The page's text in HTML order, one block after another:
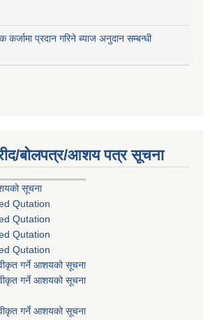
कर्जामा प्रदान गरिने ब्याज अनुदान सम्बन्धी
बोलपत्र/आशय पत्र सूचना
सूचना
Qutation
Qutation
Qutation
Qutation
गर्ने आशयको सूचना
गर्ने आशयको सूचना
गर्ने आशयको सूचना